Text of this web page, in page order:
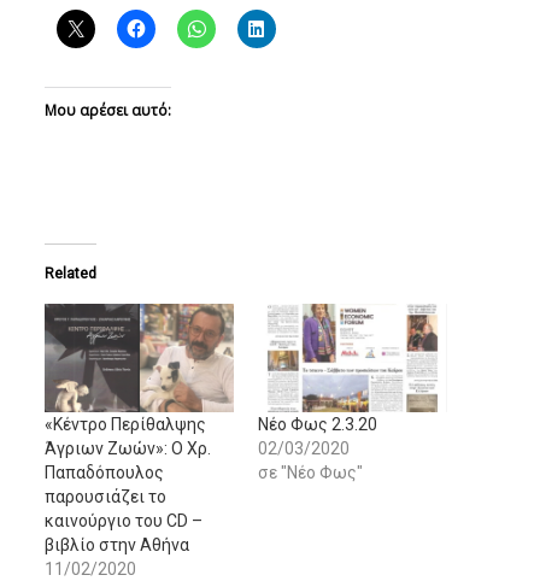
Μου αρέσει αυτό:
Related
«Κέντρο Περίθαλψης
Άγριων Ζωών»: Ο Χρ.
Παπαδόπουλος
παρουσιάζει το
καινούργιο του CD –
βιβλίο στην Αθήνα
11/02/2020
Νέο Φως 2.3.20
02/03/2020
σε "Νέο Φως"